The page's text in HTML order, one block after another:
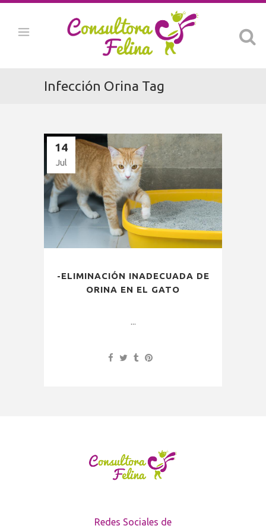
Infección Orina Tag
14
Jul
-ELIMINACIÓN INADECUADA DE
ORINA EN EL GATO
...
Redes Sociales de